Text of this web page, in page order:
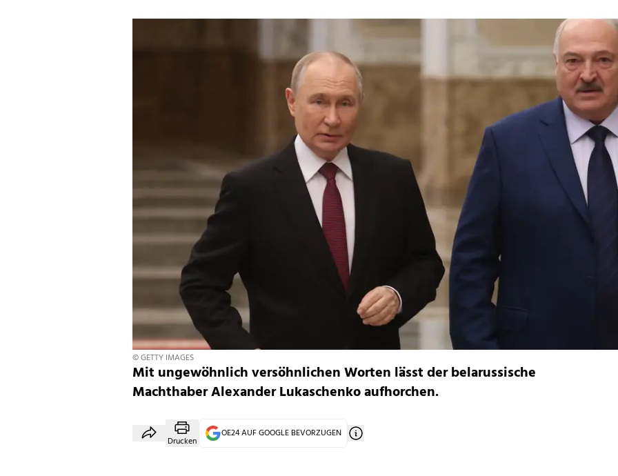
© GETTY IMAGES
Mit ungewöhnlich versöhnlichen Worten lässt der belarussische
Machthaber Alexander Lukaschenko aufhorchen.
Drucken
OE24 AUF GOOGLE BEVORZUGEN